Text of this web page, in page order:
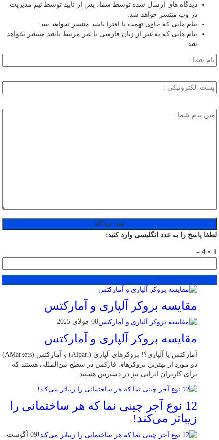
دیدگاه های ارسال شده توسط شما، پس از تایید توسط تیم مدیریت
در وب منتشر خواهد شد.
پیام هایی که حاوی تهمت یا افترا باشد منتشر نخواهد شد.
پیام هایی که به غیر از زبان فارسی یا غیر مرتبط باشد منتشر نخواهد
شد.
لطفا پاسخ را به عدد انگلیسی وارد کنید:
1 × 4 =
مقایسه بروکر آلپاری و آمارکتس
08 جولای 2025
مقایسه بروکر آلپاری و آمارکتس
آمارکتس یا آلپاری؟! بروکرهای آلپاری (Alpari) و آمارکتس (AMarkets)
دو مورد از بهترین بروکرهای فارکس در سطح بین‌المللی هستند که
برای کاربران ایرانی نیز در دسترس هستند.
12 نوع آجر چینی نما که هر ساختمانی را
زیباتر می‌کند!
09 آگوست